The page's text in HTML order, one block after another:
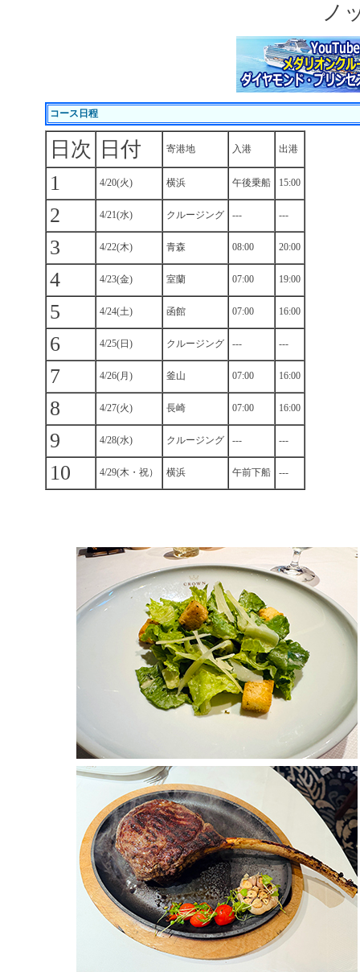
ノ
コース日程
日次 日付 寄港地 入港 出港
1 4/20(火) 横浜 午後乗船 15:00
2 4/21(水) クルージング --- ---
3 4/22(木) 青森 08:00 20:00
4 4/23(金) 室蘭 07:00 19:00
5 4/24(土) 函館 07:00 16:00
6 4/25(日) クルージング --- ---
7 4/26(月) 釜山 07:00 16:00
8 4/27(火) 長崎 07:00 16:00
9 4/28(水) クルージング --- ---
10 4/29(木・祝） 横浜 午前下船 ---